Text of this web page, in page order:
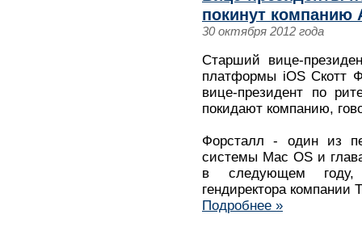
покинут компанию
30 октября 2012 года
Старший вице-
платформы iOS Скотт
вице-президент по
покидают компанию,
Форсталл - один из
системы Mac OS и
в следующем году,
гендиректора компании
Подробнее »